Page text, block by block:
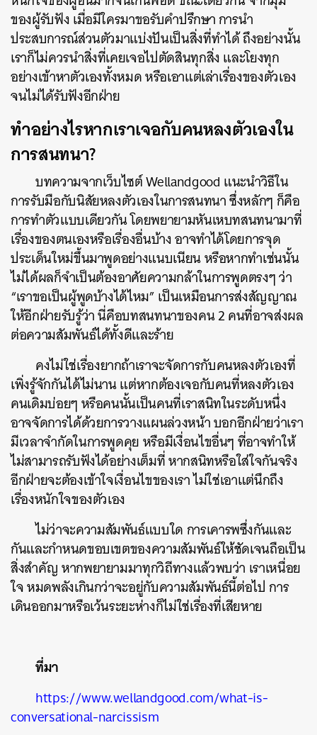
ของผู้รับฟัง เมื่อมีใครมาขอรับคำปรึกษา การนำ
ประสบการณ์ส่วนตัวมาแบ่งปันเป็นสิ่งที่ทำได้ ถึงอย่างนั้น
เราก็ไม่ควรนำสิ่งที่เคยเจอไปตัดสินทุกสิ่ง และโยงทุก
อย่างเข้าหาตัวเองทั้งหมด หรือเอาแต่เล่าเรื่องของตัวเอง
จนไม่ได้รับฟังอีกฝ่าย
ทำอย่างไรหากเราเจอกับคนหลงตัวเองใน
การสนทนา?
บทความจากเว็บไซต์ Wellandgood แนะนำวิธีใน
การรับมือกับนิสัยหลงตัวเองในการสนทนา ซึ่งหลักๆ ก็คือ
การทำตัวแบบเดียวกัน โดยพยายามหันเหบทสนทนามาที่
เรื่องของตนเองหรือเรื่องอื่นบ้าง อาจทำได้โดยการจุด
ประเด็นใหม่ขึ้นมาพูดอย่างแนบเนียน หรือหากทำเช่นนั้น
ไม่ได้ผลก็จำเป็นต้องอาศัยความกล้าในการพูดตรงๆ ว่า
“เราขอเป็นผู้พูดบ้างได้ไหม” เป็นเหมือนการส่งสัญญาณ
ให้อีกฝ่ายรับรู้ว่า นี่คือบทสนทนาของคน 2 คนที่อาจส่งผล
ต่อความสัมพันธ์ได้ทั้งดีและร้าย
คงไม่ใช่เรื่องยากถ้าเราจะจัดการกับคนหลงตัวเองที่
เพิ่งรู้จักกันได้ไม่นาน แต่หากต้องเจอกับคนที่หลงตัวเอง
คนเดิมบ่อยๆ หรือคนนั้นเป็นคนที่เราสนิทในระดับหนึ่ง
อาจจัดการได้ด้วยการวางแผนล่วงหน้า บอกอีกฝ่ายว่าเรา
มีเวลาจำกัดในการพูดคุย หรือมีเงื่อนไขอื่นๆ ที่อาจทำให้
ไม่สามารถรับฟังได้อย่างเต็มที่ หากสนิทหรือใส่ใจกันจริง
อีกฝ่ายจะต้องเข้าใจเงื่อนไขของเรา ไม่ใช่เอาแต่นึกถึง
เรื่องหนักใจของตัวเอง
ไม่ว่าจะความสัมพันธ์แบบใด การเคารพซึ่งกันและ
กันและกำหนดขอบเขตของความสัมพันธ์ให้ชัดเจนถือเป็น
สิ่งสำคัญ หากพยายามมาทุกวิถีทางแล้วพบว่า เราเหนื่อย
ใจ หมดพลังเกินกว่าจะอยู่กับความสัมพันธ์นี้ต่อไป การ
เดินออกมาหรือเว้นระยะห่างก็ไม่ใช่เรื่องที่เสียหาย
ที่มา
https://www.wellandgood.com/what-is-
conversational-narcissism
ค้นหา
SHARE TWEET LINE EMAIL